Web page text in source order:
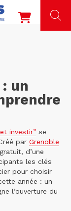
un
investir” se
par Grenoble
d’une
les clés
pour choisir
année : un
l’ouverture du